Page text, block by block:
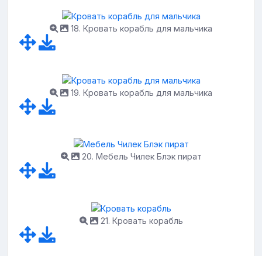
18. Кровать корабль для мальчика
19. Кровать корабль для мальчика
20. Мебель Чилек Блэк пират
21. Кровать корабль